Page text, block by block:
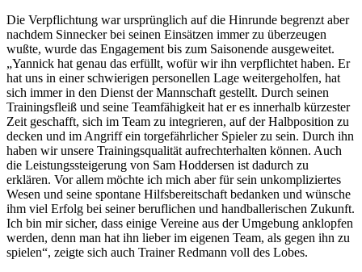
Die Verpflichtung war ursprünglich auf die Hinrunde begrenzt aber
nachdem Sinnecker bei seinen Einsätzen immer zu überzeugen
wußte, wurde das Engagement bis zum Saisonende ausgeweitet.
„Yannick hat genau das erfüllt, wofür wir ihn verpflichtet haben. Er
hat uns in einer schwierigen personellen Lage weitergeholfen, hat
sich immer in den Dienst der Mannschaft gestellt. Durch seinen
Trainingsfleiß und seine Teamfähigkeit hat er es innerhalb kürzester
Zeit geschafft, sich im Team zu integrieren, auf der Halbposition zu
decken und im Angriff ein torgefährlicher Spieler zu sein. Durch ihn
haben wir unsere Trainingsqualität aufrechterhalten können. Auch
die Leistungssteigerung von Sam Hoddersen ist dadurch zu
erklären. Vor allem möchte ich mich aber für sein unkompliziertes
Wesen und seine spontane Hilfsbereitschaft bedanken und wünsche
ihm viel Erfolg bei seiner beruflichen und handballerischen Zukunft.
Ich bin mir sicher, dass einige Vereine aus der Umgebung anklopfen
werden, denn man hat ihn lieber im eigenen Team, als gegen ihn zu
spielen“, zeigte sich auch Trainer Redmann voll des Lobes.